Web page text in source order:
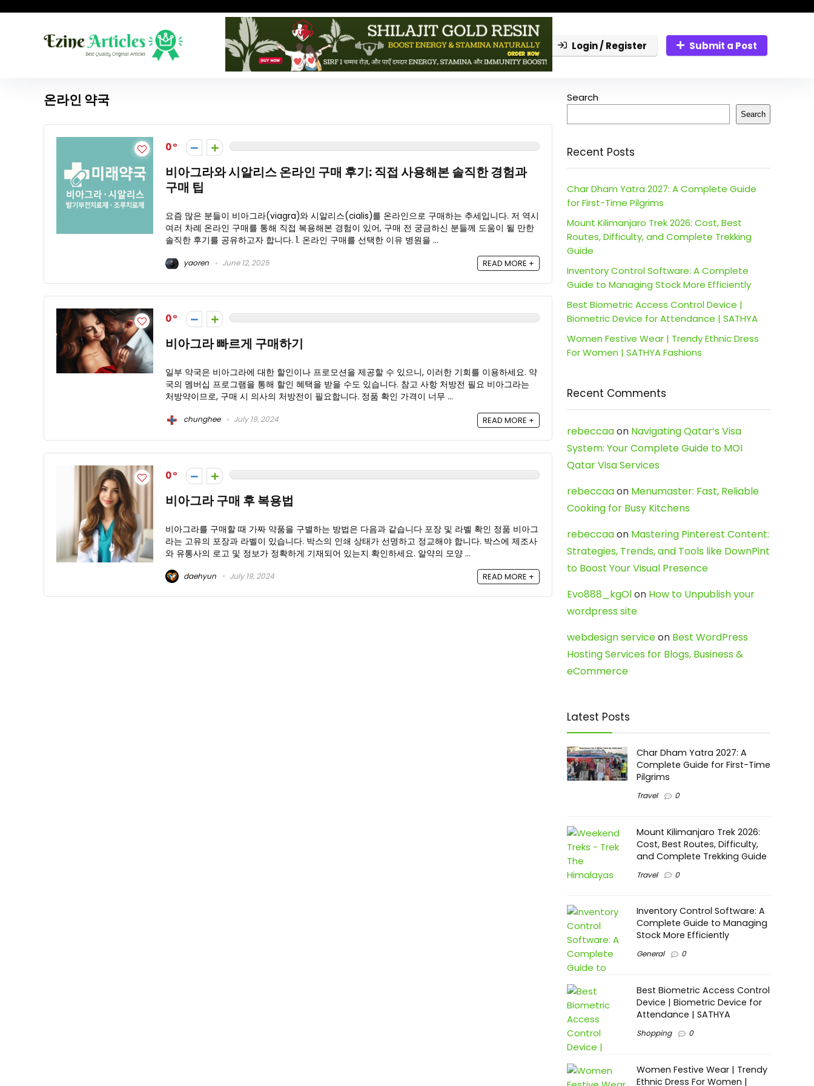
Login / Register Submit a Post
온라인 약국
0
비아그라와 시알리스 온라인 구매 후기: 직접 사용해본 솔직한 경험과
구매 팁
요즘 많은 분들이 비아그라(viagra)와 시알리스(cialis)를 온라인으로 구매하는 추세입니다. 저 역시
여러 차례 온라인 구매를 통해 직접 복용해본 경험이 있어, 구매 전 궁금하신 분들께 도움이 될 만한
솔직한 후기를 공유하고자 합니다. 1. 온라인 구매를 선택한 이유 병원을 ...
yaoren June 12, 2025 READ MORE +
0
비아그라 빠르게 구매하기
일부 약국은 비아그라에 대한 할인이나 프로모션을 제공할 수 있으니, 이러한 기회를 이용하세요. 약
국의 멤버십 프로그램을 통해 할인 혜택을 받을 수도 있습니다. 참고 사항 처방전 필요 비아그라는
처방약이므로, 구매 시 의사의 처방전이 필요합니다. 정품 확인 가격이 너무 ...
chunghee July 19, 2024 READ MORE +
0
비아그라 구매 후 복용법
비아그라를 구매할 때 가짜 약품을 구별하는 방법은 다음과 같습니다 포장 및 라벨 확인 정품 비아그
라는 고유의 포장과 라벨이 있습니다. 박스의 인쇄 상태가 선명하고 정교해야 합니다. 박스에 제조사
와 유통사의 로고 및 정보가 정확하게 기재되어 있는지 확인하세요. 알약의 모양 ...
daehyun July 19, 2024 READ MORE +
Search
Search
Recent Posts
Char Dham Yatra 2027: A Complete Guide
for First-Time Pilgrims
Mount Kilimanjaro Trek 2026: Cost, Best
Routes, Difficulty, and Complete Trekking
Guide
Inventory Control Software: A Complete
Guide to Managing Stock More Efficiently
Best Biometric Access Control Device |
Biometric Device for Attendance | SATHYA
Women Festive Wear | Trendy Ethnic Dress
For Women | SATHYA Fashions
Recent Comments
rebeccaaon Navigating Qatar’s Visa
System: Your Complete Guide to MOI
Qatar Visa Services
rebeccaaon Menumaster: Fast, Reliable
Cooking for Busy Kitchens
rebeccaaon Mastering Pinterest Content:
Strategies, Trends, and Tools like DownPint
to Boost Your Visual Presence
Evo888_kgOlon How to Unpublish your
wordpress site
webdesign serviceon Best WordPress
Hosting Services for Blogs, Business &
eCommerce
Latest Posts
Char Dham Yatra 2027: A
Complete Guide for First-Time
Pilgrims
Travel 0
Mount Kilimanjaro Trek 2026:
Cost, Best Routes, Difficulty,
and Complete Trekking Guide
Travel 0
Inventory Control Software: A
Complete Guide to Managing
Stock More Efficiently
General 0
Best Biometric Access Control
Device | Biometric Device for
Attendance | SATHYA
Shopping 0
Women Festive Wear | Trendy
Ethnic Dress For Women |